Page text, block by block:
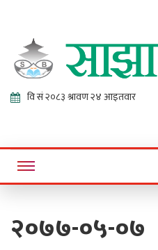
Online News Portal
२०७७-०५-०७